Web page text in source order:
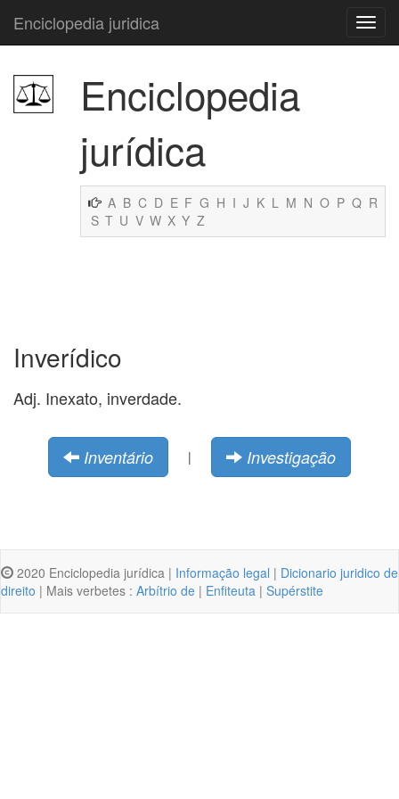
Enciclopedia juridica
Enciclopedia
jurídica
A B C D E F G H I J K L M N O P Q R
S T U V W X Y Z
Inverídico
Adj. Inexato, inverdade.
Inventário | Investigação
2020 Enciclopedia jurídica | Informação legal | Dicionario juridico de
direito | Mais verbetes : Arbítrio de | Enfiteuta | Supérstite